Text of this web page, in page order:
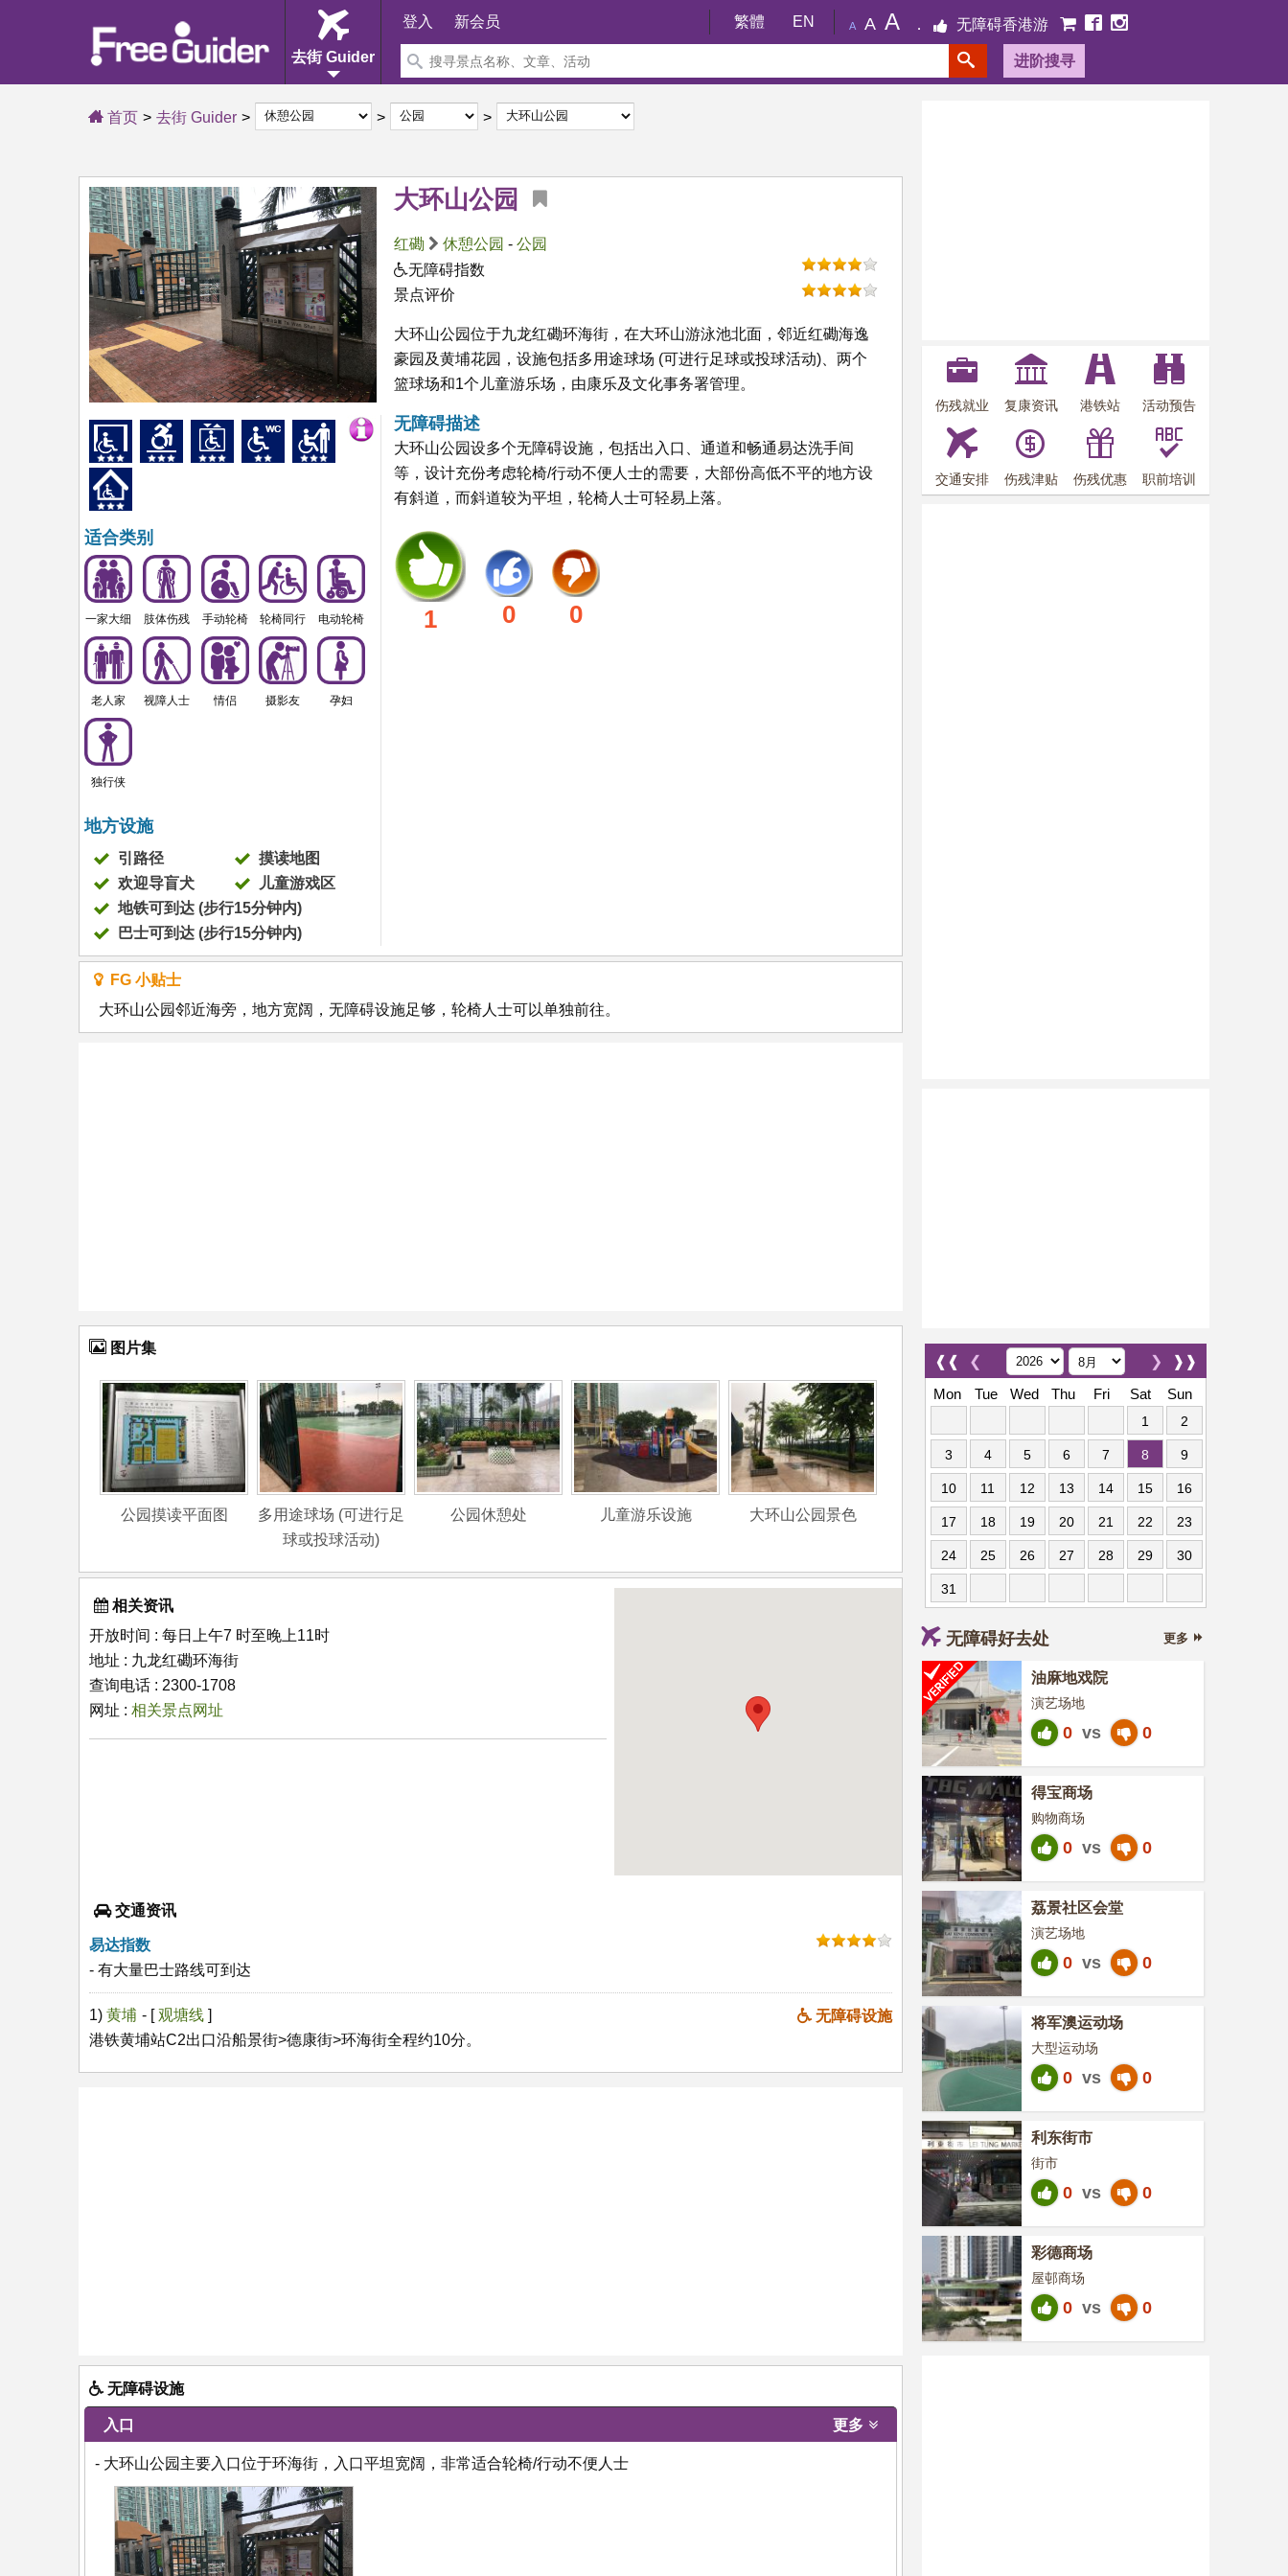
去街 Guider
登入 新会员 繁體 EN A A A 无障碍香港游
进阶搜寻
首页 去街 Guider
大环山公园
红磡 休憩公园 - 公园
无障碍指数
景点评价
适合类别
一家大细 肢体伤残 手动轮椅 轮椅同行 电动轮椅
老人家 视障人士 情侣 摄影友 孕妇
独行侠
地方设施
引路径
摸读地图
欢迎导盲犬
儿童游戏区
地铁可到达 (步行15分钟内)
巴士可到达 (步行15分钟内)
大环山公园位于九龙红磡环海街，在大环山游泳池北面，邻近红磡海逸
豪园及黄埔花园，设施包括多用途球场 (可进行足球或投球活动)、两个
篮球场和1个儿童游乐场，由康乐及文化事务署管理。
无障碍描述
大环山公园设多个无障碍设施，包括出入口、通道和畅通易达洗手间
等，设计充份考虑轮椅/行动不便人士的需要，大部份高低不平的地方设
有斜道，而斜道较为平坦，轮椅人士可轻易上落。
1 0 0
FG 小贴士
大环山公园邻近海旁，地方宽阔，无障碍设施足够，轮椅人士可以单独前往。
图片集
公园摸读平面图
多用途球场 (可进行足
球或投球活动)
公园休憩处 儿童游乐设施 大环山公园景色
相关资讯
开放时间 : 每日上午7 时至晚上11时
地址 : 九龙红磡环海街
查询电话 : 2300-1708
网址 : 相关景点网址
交通资讯
易达指数
- 有大量巴士路线可到达
1) 黄埔 无障碍设施
- [观塘线 ]
港铁黄埔站C2出口沿船景街>德康街>环海街全程约10分。
无障碍设施
入口 更多
- 大环山公园主要入口位于环海街，入口平坦宽阔，非常适合轮椅/行动不便人士
伤残就业 复康资讯 港铁站 活动预告
交通安排 伤残津贴 伤残优惠 职前培训
❰❰ ❮ ❱❱
❯
Mon
Tue Wed Thu Fri Sat Sun
1 2
3 4 5 6 7 8 9
10 11 12 13 14 15 16
17 18 19 20 21 22 23
24 25 26 27 28 29 30
31
无障碍好去处 更多
油麻地戏院
演艺场地
0 vs 0
得宝商场
购物商场
0 vs 0
荔景社区会堂
演艺场地
0 vs 0
将军澳运动场
大型运动场
0 vs 0
利东街市
街市
0 vs 0
彩德商场
屋邨商场
0 vs 0